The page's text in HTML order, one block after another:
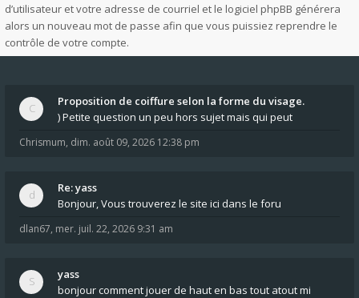
d’utilisateur et votre adresse de courriel et le logiciel phpBB générera
alors un nouveau mot de passe afin que vous puissiez reprendre le
contrôle de votre compte.
Proposition de coiffure selon la forme du visage.
) Petite question un peu hors sujet mais qui peut
Chrismum, dim. août 09, 2026 12:38 pm
Re: yass
Bonjour, Vous trouverez le site ici dans le foru
dlan67, mer. juil. 22, 2026 9:31 am
yass
bonjour comment jouer de haut en bas tout atout mi